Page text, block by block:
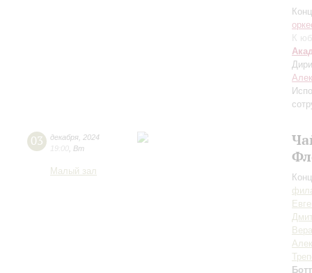
К
03 декабря 2024
19:00 Вт
Малый зал